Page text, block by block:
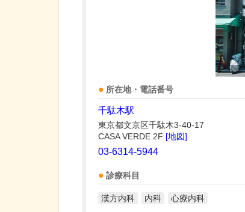
所在地・電話番号
千駄木駅
東京都文京区千駄木3-40-17
CASA VERDE 2F [地図]
03-6314-5944
診療科目
漢方内科 内科 心療内科